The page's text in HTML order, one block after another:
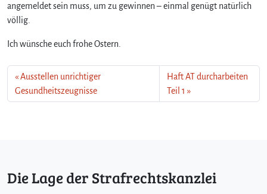
angemeldet sein muss, um zu gewinnen – einmal genügt natürlich
völlig.
Ich wünsche euch frohe Ostern.
Ausstellen unrichtiger
Gesundheitszeugnisse
Haft AT durcharbeiten
Teil 1
Die Lage der Strafrechtskanzlei